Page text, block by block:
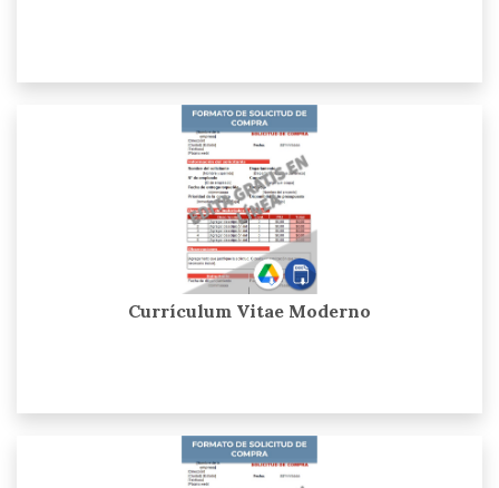
Currículum Vitae Moderno